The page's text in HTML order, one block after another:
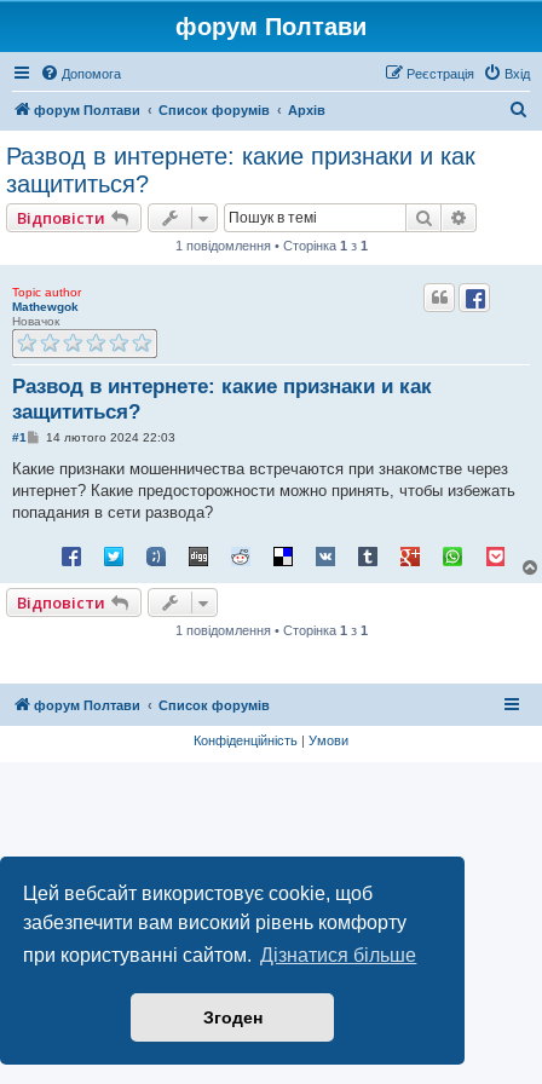
Цей вебсайт використовує cookie, щоб
забезпечити вам високий рівень комфорту
при користуванні сайтом. Дізнатися більше
Згоден
форум Полтави
Допомога Вхід
Реєстрація
форум Полтави Список форумів Архів
Развод в интернете: какие признаки и как
защититься?
Відповісти Пошук
1 повідомлення • Сторінка 1 з 1
Topic author
Mathewgok
Новачок
Развод в интернете: какие признаки и как
защититься?
#1
П
в
д
о
м
н
14 лютого 2024 22:03
Какие признаки мошенничества встречаются при знакомстве через
интернет? Какие предосторожности можно принять, чтобы избежать
попадания в сети развода?
Відповісти
1 повідомлення • Сторінка 1 з 1
форум Полтави Список форумів
Конфіденційність | Умови